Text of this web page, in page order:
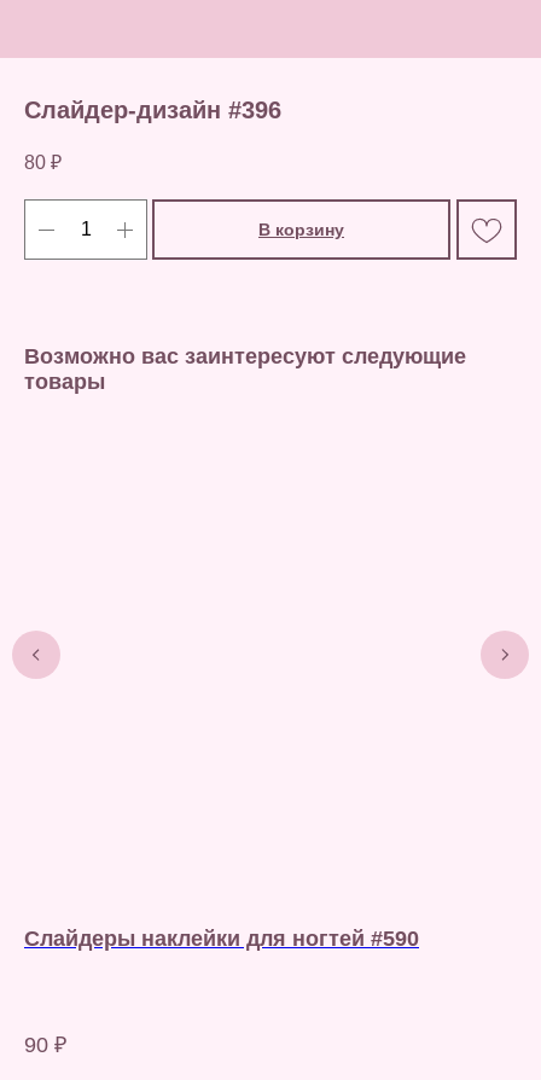
Слайдер-дизайн #396
80 ₽
В корзину
Возможно вас заинтересуют следующие
товары
Слайдеры наклейки для ногтей #590
90 ₽